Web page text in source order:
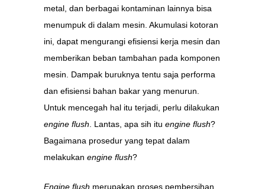
metal, dan berbagai kontaminan lainnya bisa
menumpuk di dalam mesin. Akumulasi kotoran
ini, dapat mengurangi efisiensi kerja mesin dan
memberikan beban tambahan pada komponen
mesin. Dampak buruknya tentu saja performa
dan efisiensi bahan bakar yang menurun.
Untuk mencegah hal itu terjadi, perlu dilakukan
engine flush . Lantas, apa sih itu engine flush?
Bagaimana prosedur yang tepat dalam
melakukan engine flush?
Engine flush merupakan proses pembersihan